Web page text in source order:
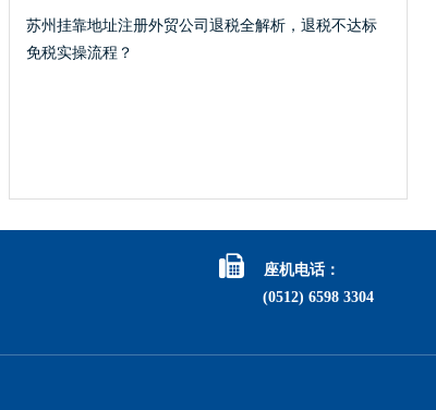
苏州挂靠地址注册外贸公司退税全解析，退税不达标
免税实操流程？

座机电话：
(0512) 6598 3304